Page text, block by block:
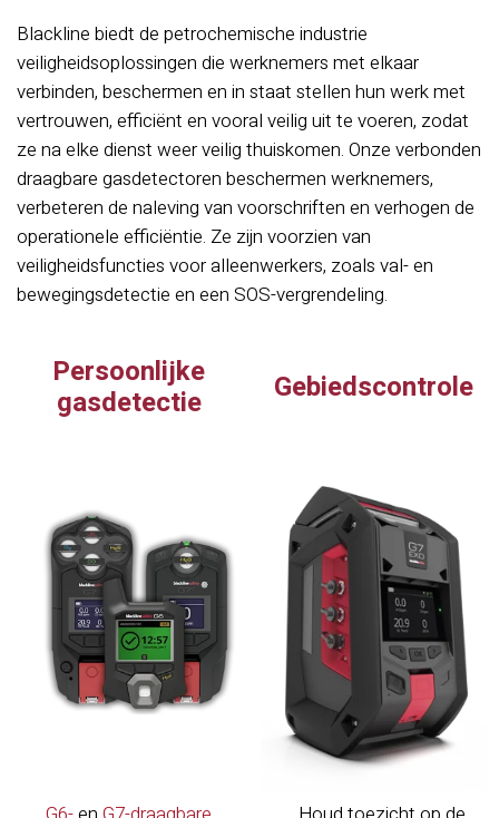
Blackline biedt de petrochemische industrie
veiligheidsoplossingen die werknemers met elkaar
verbinden, beschermen en in staat stellen hun werk met
vertrouwen, efficiënt en vooral veilig uit te voeren, zodat
ze na elke dienst weer veilig thuiskomen. Onze verbonden
draagbare gasdetectoren beschermen werknemers,
verbeteren de naleving van voorschriften en verhogen de
operationele efficiëntie. Ze zijn voorzien van
veiligheidsfuncties voor alleenwerkers, zoals val- en
bewegingsdetectie en een SOS-vergrendeling.
Persoonlijke
gasdetectie
Gebiedscontrole